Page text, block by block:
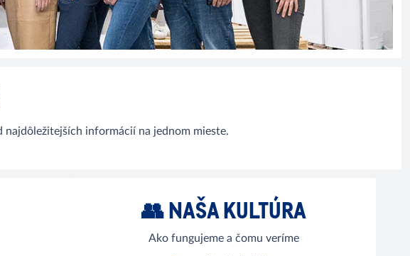
informácií na jednom mieste.
👥 NAŠA KULTÚRA
Ako fungujeme a čomu veríme